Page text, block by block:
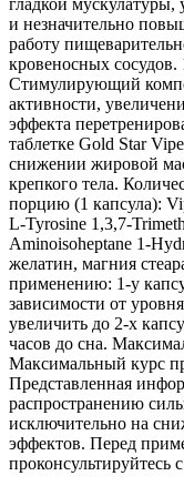
гладкой мускулатуры,
и незначительно
работу
кровеносных
Стимулирующий
активности,
эффекта
таблетке Gold Star
снижении жировой
крепкого тела.
порцию (1 капсула):
L-Tyrosine 1,3,7-
Aminoisoheptane 1-
желатин, магния
применению: 1-у
зависимости от
увеличить до 2-х
часов до сна.
Максимальный курс
Представленная
распространению
исключительно на
эффектов. Перед
проконсультируйтесь